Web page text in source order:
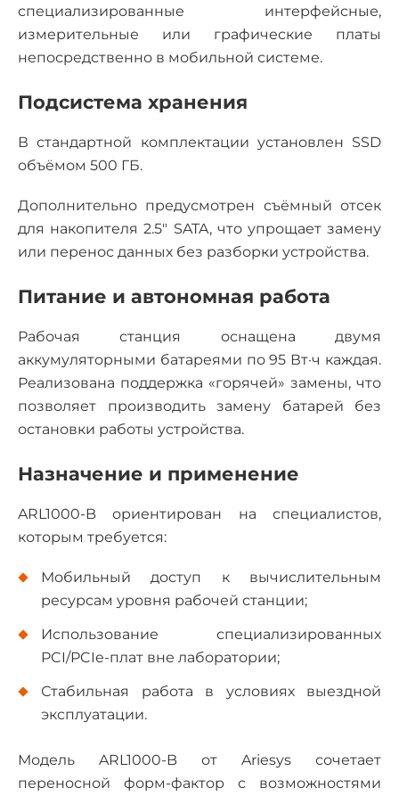
специализированные интерфейсные,
измерительные или графические платы
непосредственно в мобильной системе.
Подсистема хранения
В стандартной комплектации установлен SSD
объёмом 500 ГБ.
Дополнительно предусмотрен съёмный отсек
для накопителя 2.5" SATA, что упрощает замену
или перенос данных без разборки устройства.
Питание и автономная работа
Рабочая станция оснащена двумя
аккумуляторными батареями по 95 Вт·ч каждая.
Реализована поддержка «горячей» замены, что
позволяет производить замену батарей без
остановки работы устройства.
Назначение и применение
ARL1000-B ориентирован на специалистов,
которым требуется:
Мобильный доступ к вычислительным
ресурсам уровня рабочей станции;
Использование специализированных
PCI/PCIe-плат вне лаборатории;
Стабильная работа в условиях выездной
эксплуатации.
Модель ARL1000-B от Ariesys сочетает
переносной форм-фактор с возможностями